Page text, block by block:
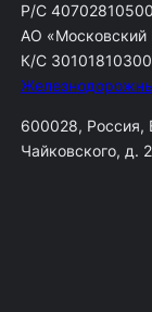
Р/С
АО «Московский
К/С
600028, Россия,
Чайковского, д.